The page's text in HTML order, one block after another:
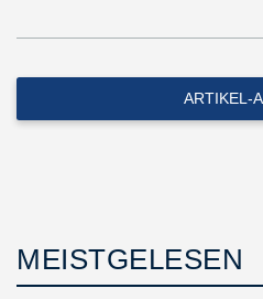
ARTIKEL-
MEISTGELESEN